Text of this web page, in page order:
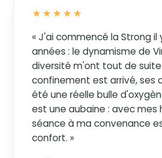
★★★★★
« J'ai commencé la Strong il
années : le dynamisme de
diversité m'ont tout de suite
confinement est arrivé, ses
été une réelle bulle
est une aubaine : avec mes
séance à ma convenance
confort. »